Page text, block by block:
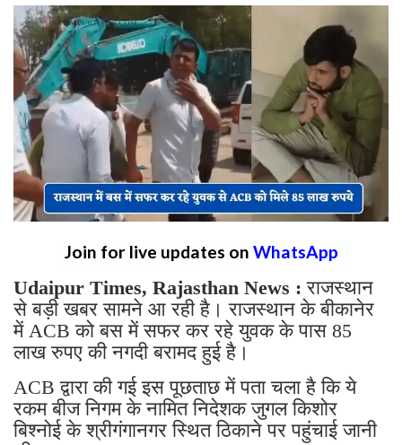
Join for live updates on WhatsApp
Udaipur Times, Rajasthan News : राजस्थान
से बड़ी खबर सामने आ रही है। राजस्थान के बीकानेर
में ACB को बस में सफर कर रहे युवक के पास 85
लाख रुपए की नगदी बरामद हुई है।
ACB द्वारा की गई इस पूछताछ में पता चला है कि ये
रकम बीज निगम के नामित निदेशक जुगल किशोर
बिश्नोई के श्रीगंगानगर स्थित ठिकाने पर पहुंचाई जानी